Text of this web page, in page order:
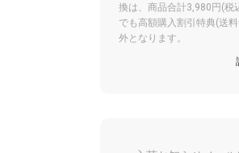
換は、商品合計3,980円(税
でも高額購入割引特典(送
外となります。